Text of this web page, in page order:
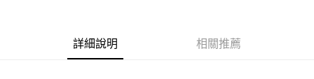
每筆NT$60，滿NT$599(含以上)免運費
詳細說明 相關推薦